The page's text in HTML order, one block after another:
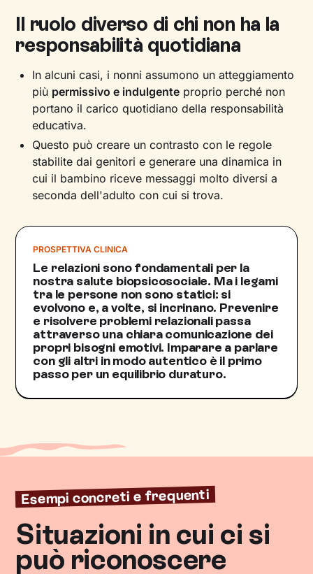
Il ruolo diverso di chi non ha la
responsabilità quotidiana
In alcuni casi, i nonni assumono un atteggiamento
più permissivo e indulgente proprio perché non
portano il carico quotidiano della responsabilità
educativa.
Questo può creare un contrasto con le regole
stabilite dai genitori e generare una dinamica in
cui il bambino riceve messaggi molto diversi a
seconda dell'adulto con cui si trova.
PROSPETTIVA CLINICA
Le relazioni sono fondamentali per la
nostra salute biopsicosociale. Ma i legami
tra le persone non sono statici: si
evolvono e, a volte, si incrinano. Prevenire
e risolvere problemi relazionali passa
attraverso una chiara comunicazione dei
propri bisogni emotivi. Imparare a parlare
con gli altri in modo autentico è il primo
passo per un equilibrio duraturo.
Esempi concreti e frequenti
Situazioni in cui ci si
può riconoscere